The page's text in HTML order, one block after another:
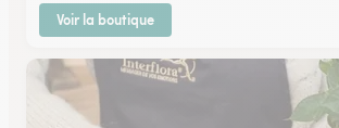
Voir la boutique